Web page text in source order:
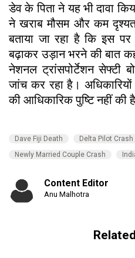
डेव के पिता ने यह भी दावा
ने खराब मौसम और कम
बताया जा रहा है कि इस
बढ़ाकर उड़ान भरने की बात
नेशनल ट्रांसपोर्टेशन सेफ्टी
जांच कर रहा है।
की आधिकारिक पुष्टि नहीं की
Dave Fiji Death Delta Pilot Crash
Newly Married Couple Crash
Content Editor
Anu Malhotra